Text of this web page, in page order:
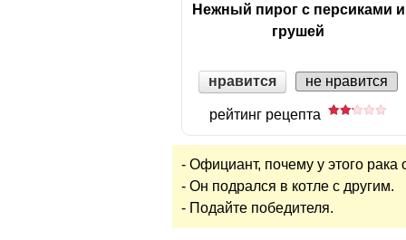
Нежный пирог с персиками и
грушей
нравится не нравится
рейтинг рецепта
- Официант, почему у этого рака
- Он подрался в котле с другим.
- Подайте победителя.